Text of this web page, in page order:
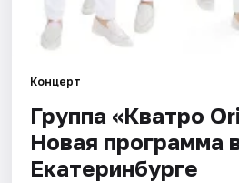
Артисты
Концерт
Группа «Кватро
Новая программа
Екатеринбурге